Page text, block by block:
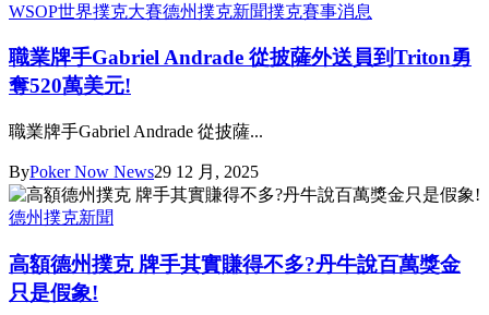
WSOP世界撲克大賽德州撲克新聞撲克賽事消息
職業牌手Gabriel Andrade 從披薩外送員到Triton勇
奪520萬美元!
職業牌手Gabriel Andrade 從披薩...
ByPoker Now News29 12 月, 2025
德州撲克新聞
高額德州撲克 牌手其實賺得不多?丹牛說百萬獎金
只是假象!